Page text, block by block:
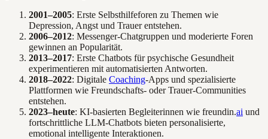
2001–2005: Erste Selbsthilfeforen zu Themen wie
Depression, Angst und Trauer entstehen.
2006–2012: Messenger-Chatgruppen und moderierte Foren
gewinnen an Popularität.
2013–2017: Erste Chatbots für psychische Gesundheit
experimentieren mit automatisierten Antworten.
2018–2022: Digitale Coaching-Apps und spezialisierte
Plattformen wie Freundschafts- oder Trauer-Communities
entstehen.
2023–heute: KI-basierten Begleiterinnen wie freundin.ai und
fortschrittliche LLM-Chatbots bieten personalisierte,
emotional intelligente Interaktionen.